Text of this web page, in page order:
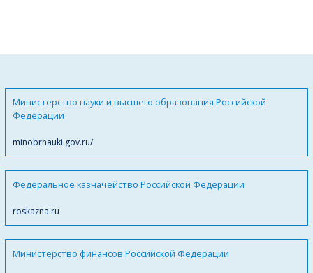
Министерство науки и высшего образования Российской
Федерации
minobrnauki.gov.ru/
Федеральное казначейство Российской Федерации
roskazna.ru
Министерство финансов Российской Федерации